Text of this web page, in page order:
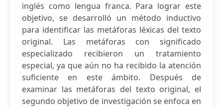
inglés como lengua franca. Para lograr este
objetivo, se desarrolló un método inductivo
para identificar las metáforas léxicas del texto
original. Las metáforas con significado
especializado recibieron un tratamiento
especial, ya que aún no ha recibido la atención
suficiente en este ámbito. Después de
examinar las metáforas del texto original, el
segundo objetivo de investigación se enfoca en